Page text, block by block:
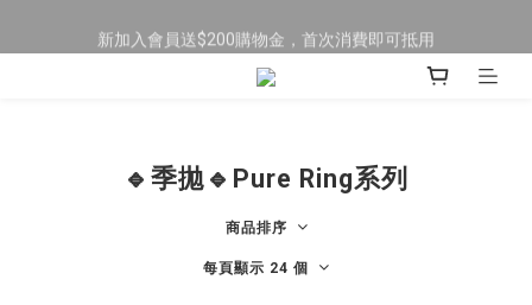
限時全館滿$699免運
新加入會員送$200購物金，首次消費即可抵用
訂閱LINE加好友，送$50購物金！
🔹季拋🔹Pure Ring系列
商品排序
每頁顯示 24 個